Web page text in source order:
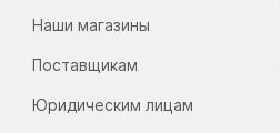
Наши магазины
Поставщикам
Юридическим лицам